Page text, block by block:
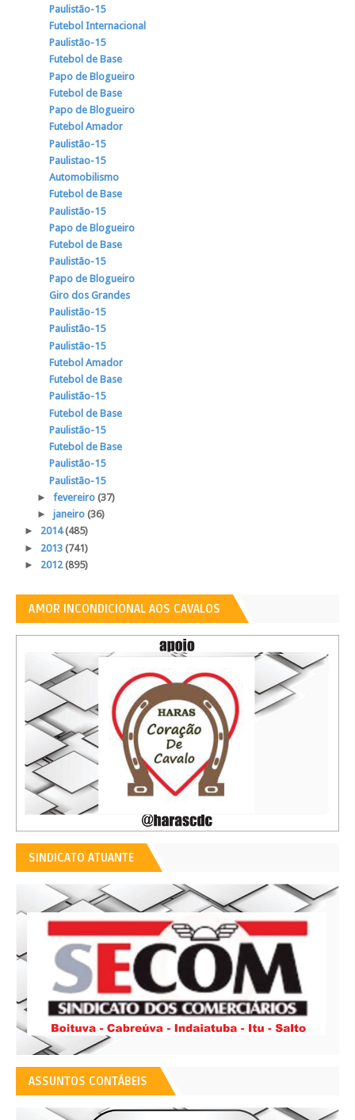
Paulistão-15
Futebol Internacional
Paulistão-15
Futebol de Base
Papo de Blogueiro
Futebol de Base
Papo de Blogueiro
Futebol Amador
Paulistão-15
Paulistao-15
Automobilismo
Futebol de Base
Paulistão-15
Papo de Blogueiro
Futebol de Base
Paulistão-15
Papo de Blogueiro
Giro dos Grandes
Paulistão-15
Paulistão-15
Paulistão-15
Futebol Amador
Futebol de Base
Paulistão-15
Futebol de Base
Paulistão-15
Futebol de Base
Paulistão-15
Paulistão-15
► fevereiro (37)
► janeiro (36)
► 2014(485)
► 2013 (741)
► 2012(895)
AMOR INCONDICIONAL AOS CAVALOS
SINDICATO ATUANTE
ASSUNTOS CONTÁBEIS